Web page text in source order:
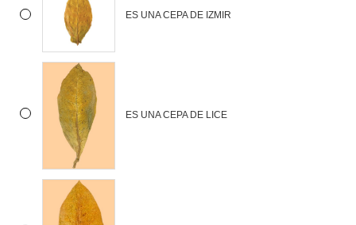
ES UNA CEPA DE IZMIR
ES UNA CEPA DE LICE